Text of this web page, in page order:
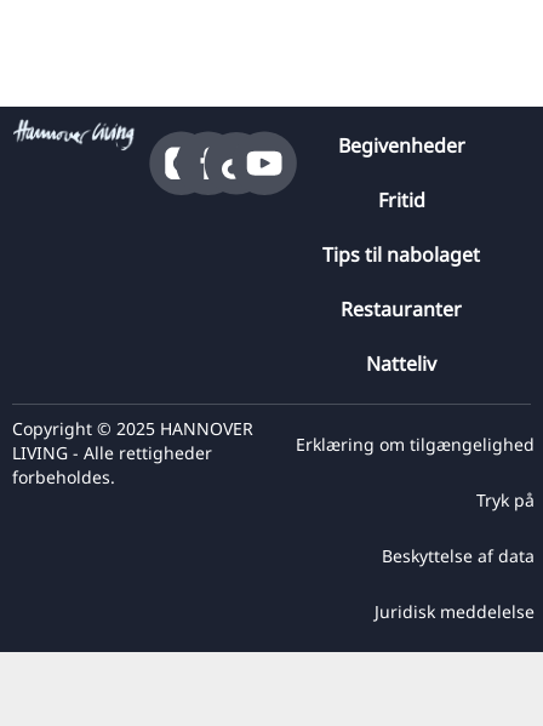
Begivenheder
Fritid
Tips til nabolaget
Restauranter
Natteliv
Copyright © 2025 HANNOVER
LIVING - Alle rettigheder
forbeholdes.
Erklæring om tilgængelighed
Tryk på
Beskyttelse af data
Juridisk meddelelse